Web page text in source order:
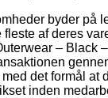
byder på
af deres
– Black
det formål at
inden